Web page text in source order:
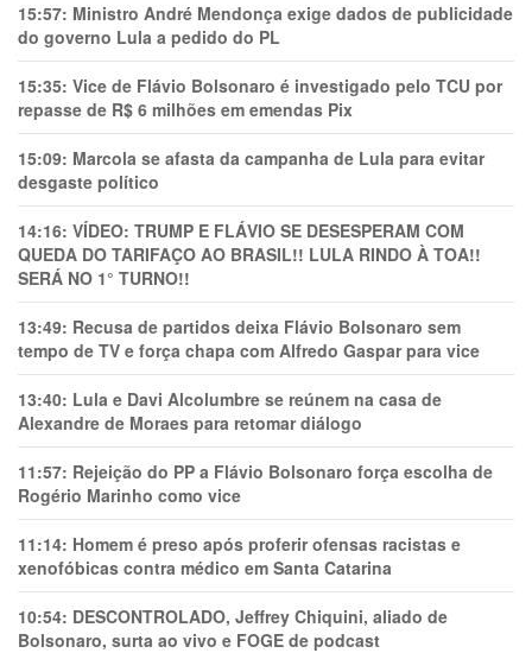
15:57: Ministro André Mendonça exige dados de publicidade
do governo Lula a pedido do PL
15:35: Vice de Flávio Bolsonaro é investigado pelo TCU por
repasse de R$ 6 milhões em emendas Pix
15:09: Marcola se afasta da campanha de Lula para evitar
desgaste político
14:16: VÍDEO: TRUMP E FLÁVIO SE DESESPERAM COM
QUEDA DO TARIFAÇO AO BRASIL!! LULA RINDO À TOA!!
SERÁ NO 1° TURNO!!
13:49: Recusa de partidos deixa Flávio Bolsonaro sem
tempo de TV e força chapa com Alfredo Gaspar para vice
13:40: Lula e Davi Alcolumbre se reúnem na casa de
Alexandre de Moraes para retomar diálogo
11:57: Rejeição do PP a Flávio Bolsonaro força escolha de
Rogério Marinho como vice
11:14: Homem é preso após proferir ofensas racistas e
xenofóbicas contra médico em Santa Catarina
10:54: DESCONTROLADO, Jeffrey Chiquini, aliado de
Bolsonaro, surta ao vivo e FOGE de podcast